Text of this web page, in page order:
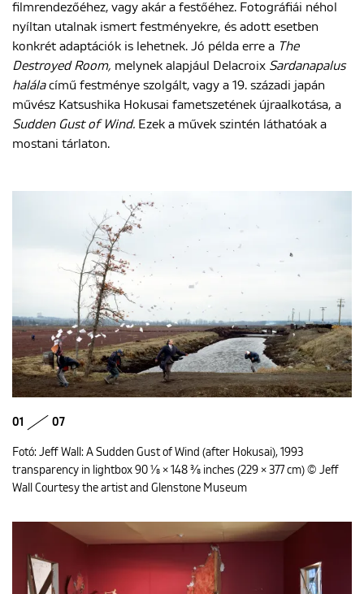
filmrendezőéhez, vagy akár a festőéhez. Fotográfiái néhol
nyíltan utalnak ismert festményekre, és adott esetben
konkrét adaptációk is lehetnek. Jó példa erre a The
Destroyed Room, melynek alapjául Delacroix Sardanapalus
halálacímű festménye szolgált, vagy a 19. századi japán
művész Katsushika Hokusai fametszetének újraalkotása, a
Sudden Gust of Wind. Ezek a művek szintén láthatóak a
mostani tárlaton.
01 07
Fotó: Jeff Wall: A Sudden Gust of Wind (after Hokusai), 1993
transparency in lightbox 90 1⁄8 × 148 3⁄8 inches (229 × 377 cm) © Jeff
Wall Courtesy the artist and Glenstone Museum